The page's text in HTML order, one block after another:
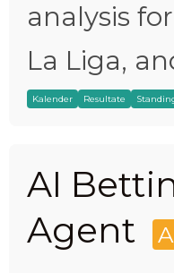
analysis
La Liga,
Kalender Resultate
AI
Agent